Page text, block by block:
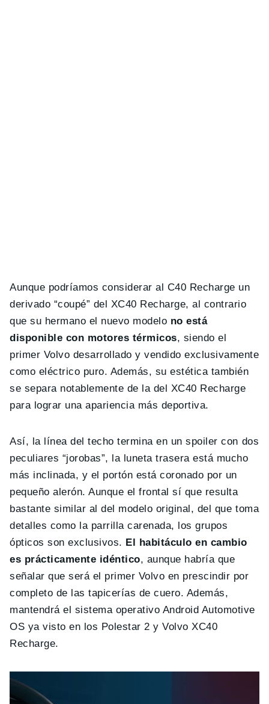
Aunque podríamos considerar al C40 Recharge un
derivado “coupé” del XC40 Recharge, al contrario
que su hermano el nuevo modelo no está
disponible con motores térmicos, siendo el
primer Volvo desarrollado y vendido exclusivamente
como eléctrico puro. Además, su estética también
se separa notablemente de la del XC40 Recharge
para lograr una apariencia más deportiva.
Así, la línea del techo termina en un spoiler con dos
peculiares “jorobas”, la luneta trasera está mucho
más inclinada, y el portón está coronado por un
pequeño alerón. Aunque el frontal sí que resulta
bastante similar al del modelo original, del que toma
detalles como la parrilla carenada, los grupos
ópticos son exclusivos. El habitáculo en cambio
es prácticamente idéntico, aunque habría que
señalar que será el primer Volvo en prescindir por
completo de las tapicerías de cuero. Además,
mantendrá el sistema operativo Android Automotive
OS ya visto en los Polestar 2 y Volvo XC40
Recharge.